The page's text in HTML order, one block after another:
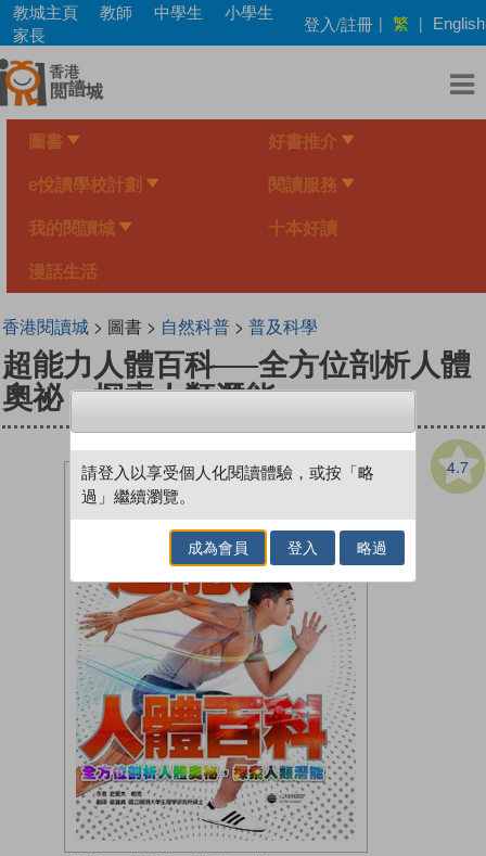
Skip
main
content
教城主頁 教師 中學生
小學生
家長
登入/註冊 | 繁 | English
圖書 好書推介
e悅讀學校計劃 閱讀服務
我的閱讀城 十本好讀
漫話生活
香港閱讀城> 圖書 > 自然科普> 普及科學
超能力人體百科──全方位剖析人體
奧祕，探索人類潛能
4.7
請登入以享受個人化閱讀體驗，或按「略
過」繼續瀏覽。
成為會員 登入 略過